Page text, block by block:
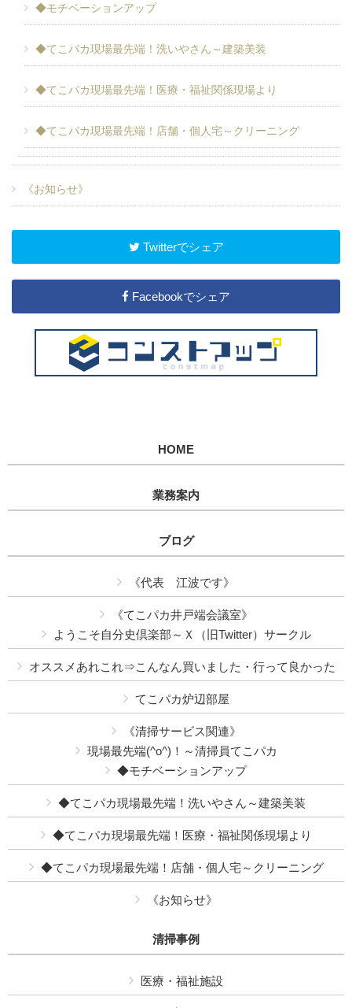
◆モチベーションアップ
◆てこパカ現場最先端！洗いやさん～建築美装
◆てこパカ現場最先端！医療・福祉関係現場より
◆てこパカ現場最先端！店舗・個人宅～クリーニング
《お知らせ》
Twitterでシェア
Facebookでシェア
HOME
業務案内
ブログ
《代表 江波です》
《てこパカ井戸端会議室》
ようこそ自分史倶楽部～Ｘ（旧Twitter）サークル
オススメあれこれ⇒こんなん買いました・行って良かった
てこパカ炉辺部屋
《清掃サービス関連》
現場最先端(^o^)！～清掃員てこパカ
◆モチベーションアップ
◆てこパカ現場最先端！洗いやさん～建築美装
◆てこパカ現場最先端！医療・福祉関係現場より
◆てこパカ現場最先端！店舗・個人宅～クリーニング
《お知らせ》
清掃事例
医療・福祉施設